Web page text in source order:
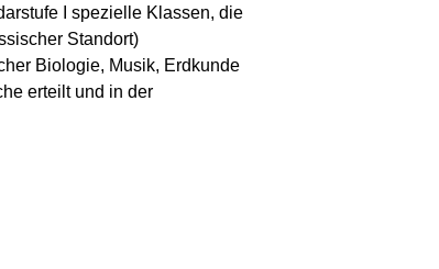
I spezielle Klassen, die
Standort)
Biologie, Musik, Erdkunde
erteilt und in der